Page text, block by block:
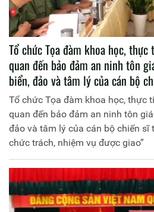
Tổ chức Tọa đàm khoa học,
quan đến bảo đảm an ninh tôn
biển, đảo và tâm lý của cán bộ
thực thi chức trách, nhiệm vụ
Tổ chức Tọa đàm khoa học, thực
quan đến bảo đảm an ninh tôn
đảo và tâm lý của cán bộ chiến sĩ
chức trách, nhiệm vụ được giao”